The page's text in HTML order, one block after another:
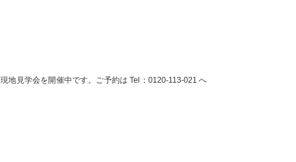
現地見学会を開催中です。ご予約は Tel：0120-113-021 へ